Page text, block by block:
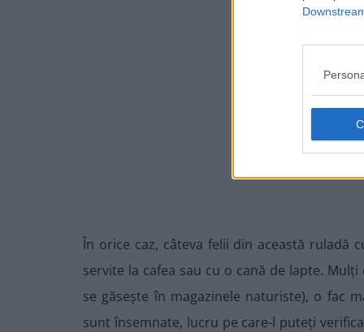
În orice caz, câteva felii din această ruladă
servite la cafea sau cu o cană de lapte.
se găsește în magazinele naturiste), o fac
sunt însemnate, lucru pe care-l puteți